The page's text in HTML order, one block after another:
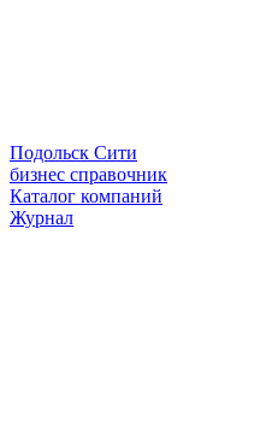
Подольск Сити
бизнес справочник
Каталог компаний
Журнал